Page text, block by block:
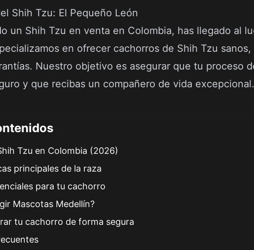
Shih Tzu: El Pequeño León
un Shih Tzu en venta en Colombia, has llegado al
en ofrecer cachorros de Shih Tzu
Nuestro objetivo es asegurar que tu proceso
y que recibas un compañero de vida excepcional.
Tzu en Colombia (2026)
principales de la raza
para tu cachorro
Mascotas Medellín?
tu cachorro de forma segura